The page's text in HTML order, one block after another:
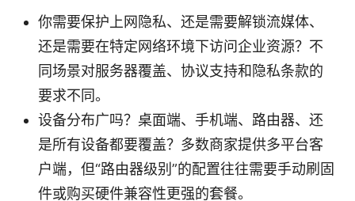
你需要保护上网隐私、还是需要解锁流媒体、
还是需要在特定网络环境下访问企业资源？不
同场景对服务器覆盖、协议支持和隐私条款的
要求不同。
设备分布广吗？桌面端、手机端、路由器、还
是所有设备都要覆盖？多数商家提供多平台客
户端，但“路由器级别”的配置往往需要手动刷固
件或购买硬件兼容性更强的套餐。